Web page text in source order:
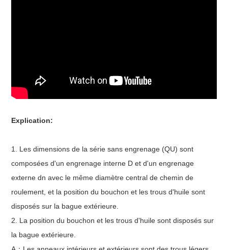
Explication:
1. Les dimensions de la série sans engrenage (QU) sont
composées d'un engrenage interne D et d'un engrenage
externe dn avec le même diamètre central de chemin de
roulement, et la position du bouchon et les trous d'huile sont
disposés sur la bague extérieure.
2. La position du bouchon et les trous d'huile sont disposés sur
la bague extérieure.